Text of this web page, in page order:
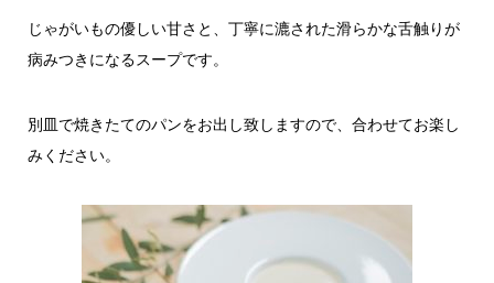
じゃがいもの優しい甘さと、丁寧に漉された滑らかな舌触りが
病みつきになるスープです。
別皿で焼きたてのパンをお出し致しますので、合わせてお楽し
みください。